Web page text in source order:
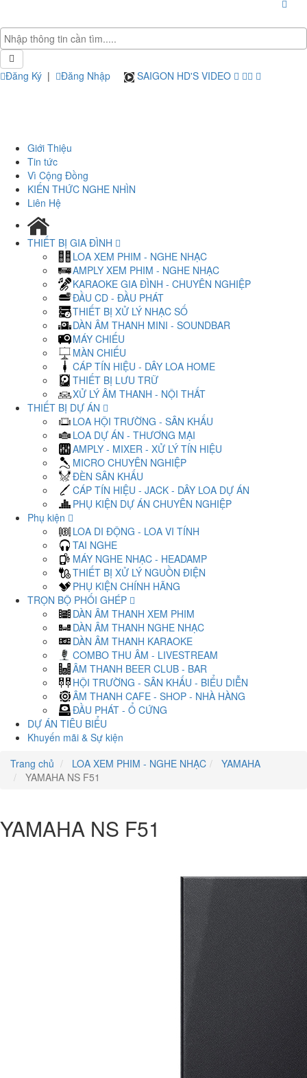
Đăng Ký | Đăng Nhập SAIGON HD'S VIDEO
Giới Thiệu
Tin tức
Vì Cộng Đồng
KIẾN THỨC NGHE NHÌN
Liên Hệ
THIẾT BỊ GIA ĐÌNH
LOA XEM PHIM - NGHE NHẠC
AMPLY XEM PHIM - NGHE NHẠC
KARAOKE GIA ĐÌNH - CHUYÊN NGHIỆP
ĐẦU CD - ĐẦU PHÁT
THIẾT BỊ XỬ LÝ NHẠC SỐ
DÀN ÂM THANH MINI - SOUNDBAR
MÁY CHIẾU
MÀN CHIẾU
CÁP TÍN HIỆU - DÂY LOA HOME
THIẾT BỊ LƯU TRỮ
XỬ LÝ ÂM THANH - NỘI THẤT
THIẾT BỊ DỰ ÁN
LOA HỘI TRƯỜNG - SÂN KHẤU
LOA DỰ ÁN - THƯƠNG MẠI
AMPLY - MIXER - XỬ LÝ TÍN HIỆU
MICRO CHUYÊN NGHIỆP
ĐÈN SÂN KHẤU
CÁP TÍN HIỆU - JACK - DÂY LOA DỰ ÁN
PHỤ KIỆN DỰ ÁN CHUYÊN NGHIỆP
Phụ kiện
LOA DI ĐỘNG - LOA VI TÍNH
TAI NGHE
MÁY NGHE NHẠC - HEADAMP
THIẾT BỊ XỬ LÝ NGUỒN ĐIỆN
PHỤ KIỆN CHÍNH HÃNG
TRỌN BỘ PHỐI GHÉP
DÀN ÂM THANH XEM PHIM
DÀN ÂM THANH NGHE NHẠC
DÀN ÂM THANH KARAOKE
COMBO THU ÂM - LIVESTREAM
ÂM THANH BEER CLUB - BAR
HỘI TRƯỜNG - SÂN KHẤU - BIỂU DIỄN
ÂM THANH CAFE - SHOP - NHÀ HÀNG
ĐẦU PHÁT - Ổ CỨNG
DỰ ÁN TIÊU BIỂU
Khuyến mãi & Sự kiện
Trang chủ
LOA XEM PHIM - NGHE NHẠC
YAMAHA
YAMAHA NS F51
YAMAHA NS F51